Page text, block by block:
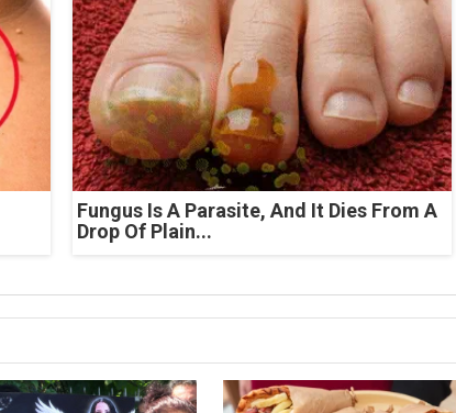
Fungus Is A Parasite, And It Dies From A
Drop Of Plain...